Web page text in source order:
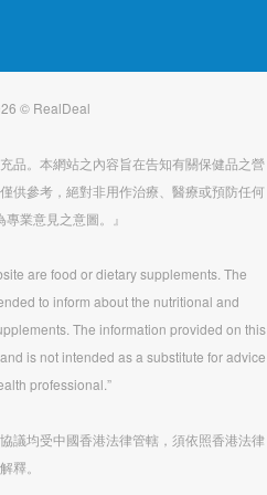
© RealDeal
品。本網站之內容旨在告知有關保健品之營
供參考，絕對非用作治療、醫療或預防任何
業意見之意圖。』
are food or dietary supplements. The
to inform about the nutritional and
The information provided on this
is not intended as a substitute for advice
professional.”
議均受中國香港法律管轄，須依照香港法律
解釋。